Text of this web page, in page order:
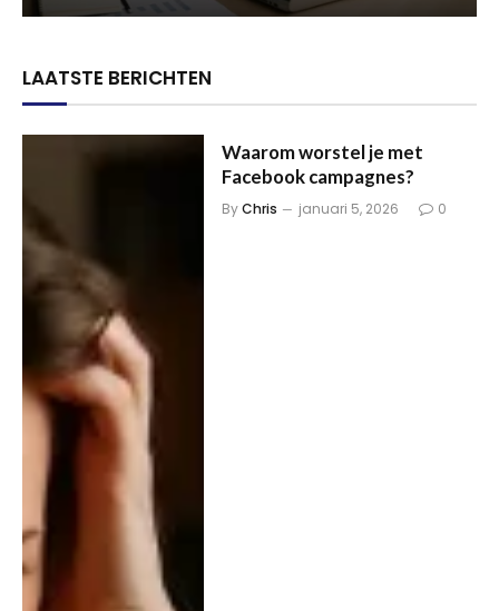
LAATSTE BERICHTEN
Waarom worstel je met
Facebook campagnes?
ByChris januari 5, 2026 0